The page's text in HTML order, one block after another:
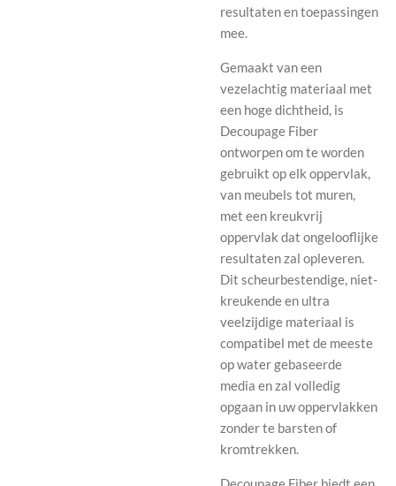
resultaten en toepassingen
mee.
Gemaakt van een
vezelachtig materiaal met
een hoge dichtheid, is
Decoupage Fiber
ontworpen om te worden
gebruikt op elk oppervlak,
van meubels tot muren,
met een kreukvrij
oppervlak dat ongelooflijke
resultaten zal opleveren.
Dit scheurbestendige, niet-
kreukende en ultra
veelzijdige materiaal is
compatibel met de meeste
op water gebaseerde
media en zal volledig
opgaan in uw oppervlakken
zonder te barsten of
kromtrekken.